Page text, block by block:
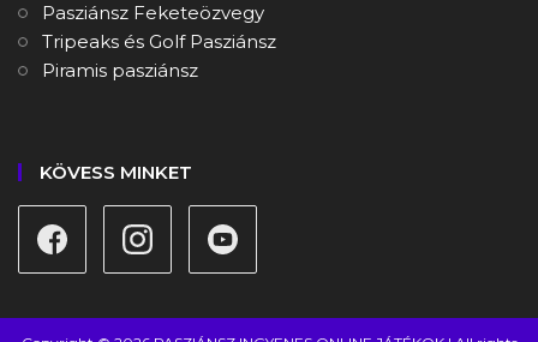
Pasziánsz Feketeözvegy
Tripeaks és Golf Pasziánsz
Piramis pasziánsz
KÖVESS MINKET